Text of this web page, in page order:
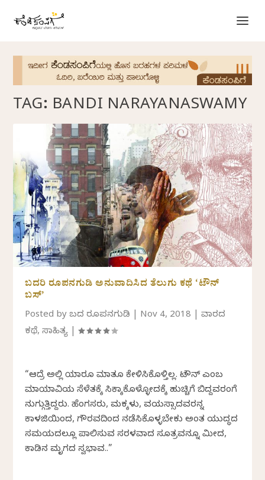
TAG: BANDI NARAYANASWAMY
ಬದರಿ ರೂಪನಗುಡಿ ಅನುವಾದಿಸಿದ ತೆಲುಗು ಕಥೆ ‘ಟೌನ್
ಬಸ್’
Posted byಬದರಿ ರೂಪನಗುಡಿ Nov 4, 2018 |ವಾರದ
ಕಥೆ,ಸಾಹಿತ್ಯ |
“ಆದ್ರೆ ಅಲ್ಲಿ ಯಾರೂ ಮಾತೂ ಕೇಳಿಸಿಕೊಳ್ತಿಲ್ಲ. ಟೌನ್ ಎಂಬ
ಮಾಯಾವಿಯ ಸೆಳೆತಕ್ಕೆ ಸಿಕ್ಕಾಕೊಳ್ಳೋದಕ್ಕೆ ಹುಚ್ಚಿಗೆ ಬಿದ್ದವರಂಗೆ
ನುಗ್ಗುತ್ತಿದ್ದರು. ಹೆಂಗಸರು, ಮಕ್ಕಳು, ವಯಸ್ಸಾದವರನ್ನ
ಕಾಳಜಿಯಿಂದ, ಗೌರವದಿಂದ ನಡೆಸಿಕೊಳ್ಳಬೇಕು ಅಂತ ಯುದ್ಧದ
ಸಮಯದಲ್ಲೂ ಪಾಲಿಸುವ ಸರಳವಾದ ಸೂತ್ರವನ್ನೂ ಮೀರಿದ,
ಕಾಡಿನ ಮೃಗದ ಸ್ವಭಾವ..”